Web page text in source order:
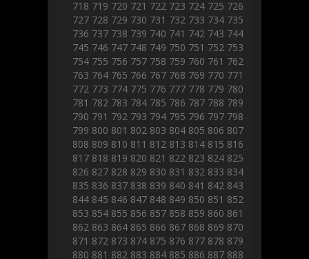
718 719 720 721 722 723 724 725 726
727 728 729 730 731 732 733 734 735
736 737 738 739 740 741 742 743 744
745 746 747 748 749 750 751 752 753
754 755 756 757 758 759 760 761 762
763 764 765 766 767 768 769 770 771
772 773 774 775 776 777 778 779 780
781 782 783 784 785 786 787 788 789
790 791 792 793 794 795 796 797 798
799 800 801 802 803 804 805 806 807
808 809 810 811 812 813 814 815 816
817 818 819 820 821 822 823 824 825
826 827 828 829 830 831 832 833 834
835 836 837 838 839 840 841 842 843
844 845 846 847 848 849 850 851 852
853 854 855 856 857 858 859 860 861
862 863 864 865 866 867 868 869 870
871 872 873 874 875 876 877 878 879
880 881 882 883 884 885 886 887 888